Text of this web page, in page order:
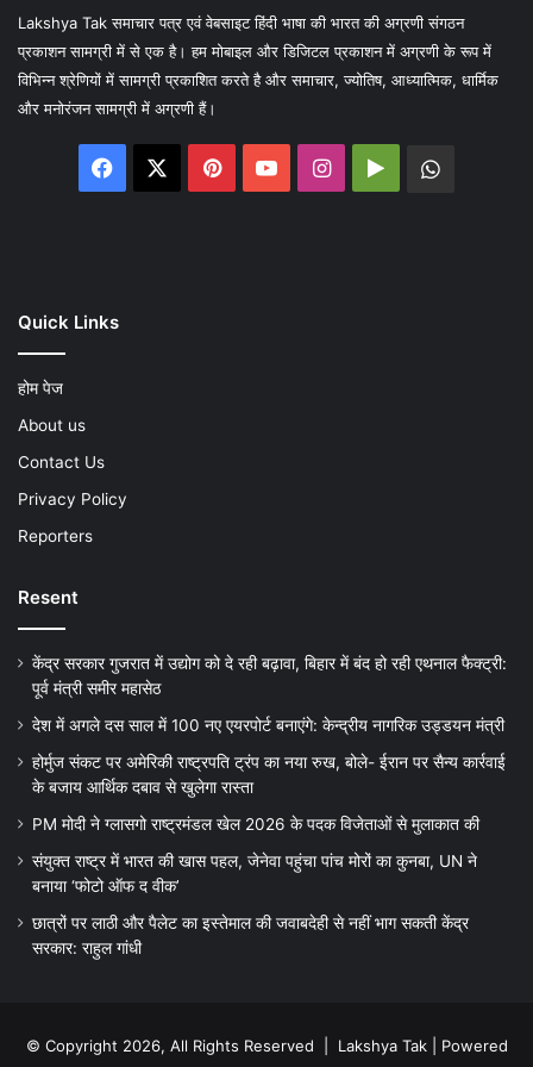
Lakshya Tak समाचार पत्र एवं वेबसाइट हिंदी भाषा की भारत की अग्रणी संगठन
प्रकाशन सामग्री में से एक है। हम मोबाइल और डिजिटल प्रकाशन में अग्रणी के रूप में
विभिन्न श्रेणियों में सामग्री प्रकाशित करते है और समाचार, ज्योतिष, आध्यात्मिक, धार्मिक
और मनोरंजन सामग्री में अग्रणी हैं।
Facebook PinterestYouTubeInstagram
Google
Quick Links
होम पेज
About us
Contact Us
Privacy Policy
Reporters
Resent
केंद्र सरकार गुजरात में उद्योग को दे रही बढ़ावा, बिहार में बंद हो रही एथनाल फैक्ट्री:
पूर्व मंत्री समीर महासेठ
देश में अगले दस साल में 100 नए एयरपोर्ट बनाएंगे: केन्द्रीय नागरिक उड्डयन मंत्री
होर्मुज संकट पर अमेरिकी राष्ट्रपति ट्रंप का नया रुख, बोले- ईरान पर सैन्य कार्रवाई
के बजाय आर्थिक दबाव से खुलेगा रास्ता
PM मोदी ने ग्लासगो राष्ट्रमंडल खेल 2026 के पदक विजेताओं से मुलाकात की
संयुक्त राष्ट्र में भारत की खास पहल, जेनेवा पहुंचा पांच मोरों का कुनबा, UN ने
बनाया ‘फोटो ऑफ द वीक’
छात्रों पर लाठी और पैलेट का इस्तेमाल की जवाबदेही से नहीं भाग सकती केंद्र
सरकार: राहुल गांधी
© Copyright 2026, All Rights Reserved | Lakshya Tak| Powered